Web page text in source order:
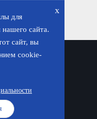
x
для
нашего сайта.
сайт, вы
cookie-